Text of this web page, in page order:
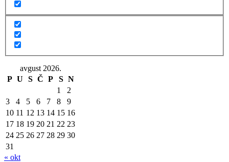
avgust 2026.
P U S Č P S N
1
2
3
4 5 6 7 8
9
10 11 12 13 14 15 16
17 18 19 20 21 22 23
24 25 26 27 28 29 30
31
« okt